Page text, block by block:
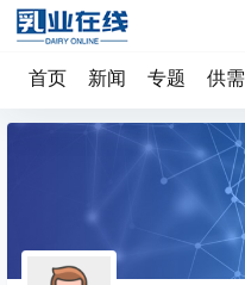
首页 新闻 专题 供需